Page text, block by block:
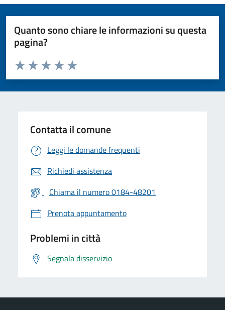
Quanto sono chiare le informazioni su questa
pagina?
Valuta da 1 a 5 stelle la pagina
Valuta 5 stelle su 5
Valuta 4 stelle su 5
Valuta 3 stelle su 5
Valuta 2 stelle su 5
Valuta 1 stelle su 5
Contatta il comune
Leggi le domande frequenti
Richiedi assistenza
Chiama il numero 0184-48201
Prenota appuntamento
Problemi in città
Segnala disservizio